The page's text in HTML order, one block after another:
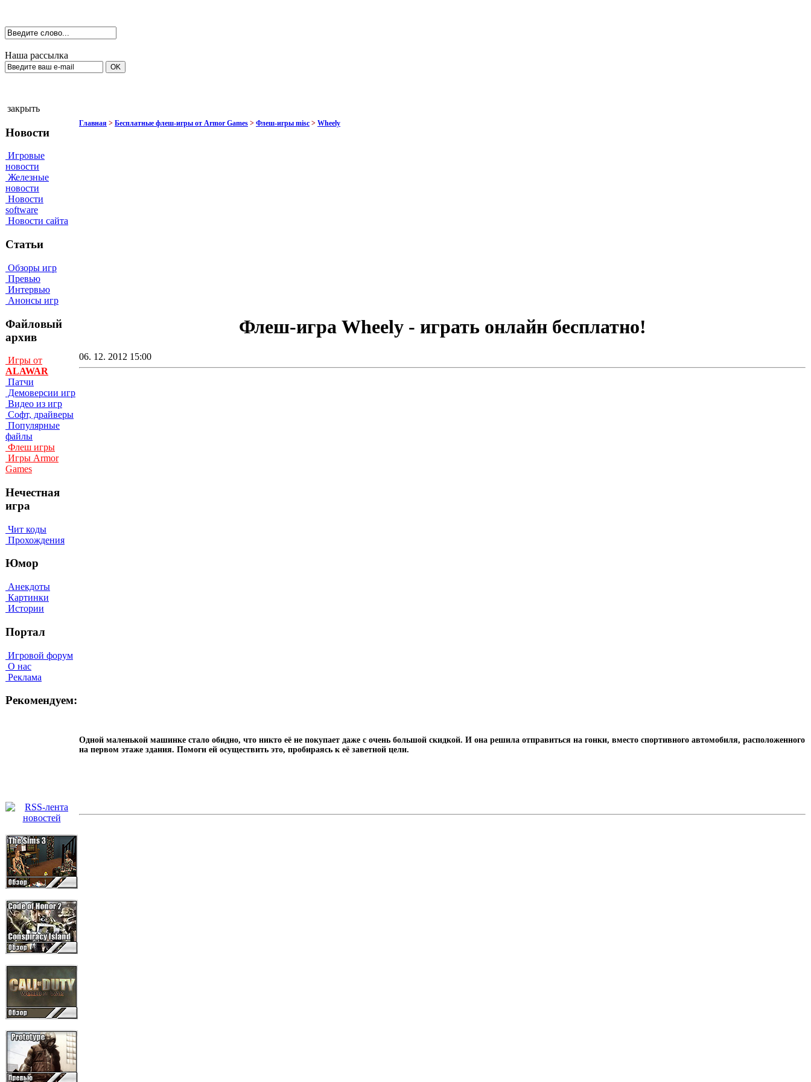
Наша рассылка
закрыть
Новости
Игровые
новости
Железные
новости
Новости
software
Новости сайта
Статьи
Обзоры игр
Превью
Интервью
Анонсы игр
Файловый
архив
Игры от
ALAWAR
Патчи
Демоверсии игр
Видео из игр
Софт, драйверы
Популярные
файлы
Флеш игры
Игры Armor
Games
Нечестная
игра
Чит коды
Прохождения
Юмор
Анекдоты
Картинки
Истории
Портал
Игровой форум
О нас
Реклама
Рекомендуем:
Главная > Бесплатные флеш-игры от Armor Games > Флеш-игры misc > Wheely
Флеш-игра Wheely - играть онлайн бесплатно!
06. 12. 2012 15:00
Одной маленькой машинке стало обидно, что никто её не покупает даже с очень большой скидкой. И она решила отправиться на гонки, вместо спортивного автомобиля, расположенного
на первом этаже здания. Помоги ей осуществить это, пробираясь к её заветной цели.